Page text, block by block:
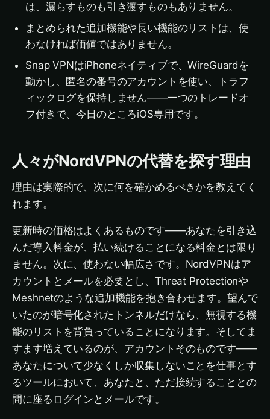
は、漏らすものも引き渡すものもありません。
まとめられた追加機能や長い機能のリストは、使
わなければ価値ではありません。
Snap VPNはiPhoneネイティブで、WireGuardを
動かし、匿名の番号のアカウントを使い、トラフ
ィックログを保持しません——一つのトレードオ
フ付きで、今日のところiOS専用です。
人々がNordVPNの代替を探す理由
理由は実際的で、次に何を確かめるべきかを教えてく
れます。
更新時の価格はよくあるものです——あなたを引き込
んだ導入料金が、払い続けることになる料金とは限り
ません。次に、使わない幅広さです。NordVPNはア
カウントとメールを必要とし、Threat Protectionや
Meshnetのような追加機能を抱き合わせます。望んで
いたのが暗号化されたトンネルだけなら、無視する機
能のリストを背負っていることになります。そしてま
すます増えているのが、アカウントそのものです——
あなたについて少なくしか収集しないことを仕事とす
るツールにおいて、あなたと、ただ接続することとの
間に座るログインとメールです。